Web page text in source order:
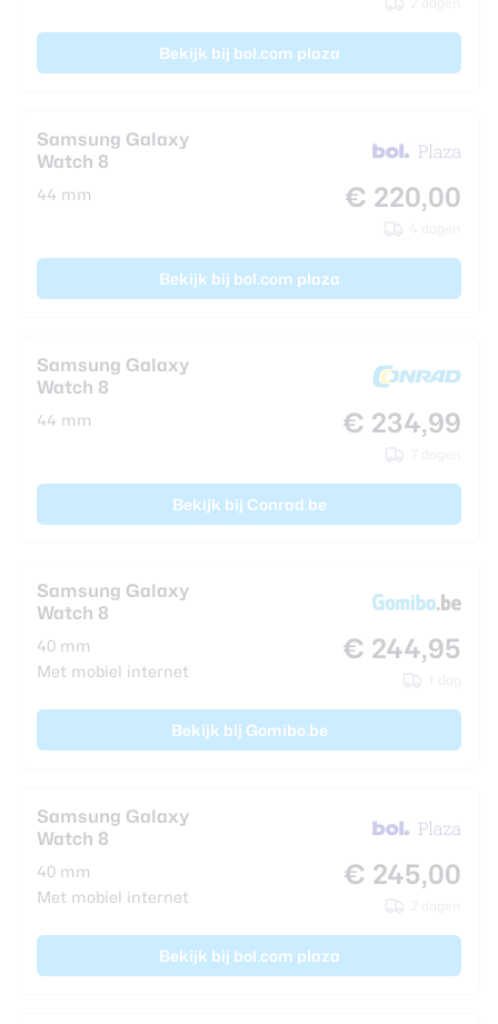
Bekijk bij bol.com plaza
Samsung Galaxy
Watch 8
44 mm € 220,00
Bekijk bij bol.com plaza
Samsung Galaxy
Watch 8
44 mm € 234,99
Bekijk bij Conrad.be
Samsung Galaxy
Watch 8
40 mm
Met mobiel internet
€ 244,95
Bekijk bij Gomibo.be
Samsung Galaxy
Watch 8
40 mm
Met mobiel internet
€ 245,00
Bekijk bij bol.com plaza